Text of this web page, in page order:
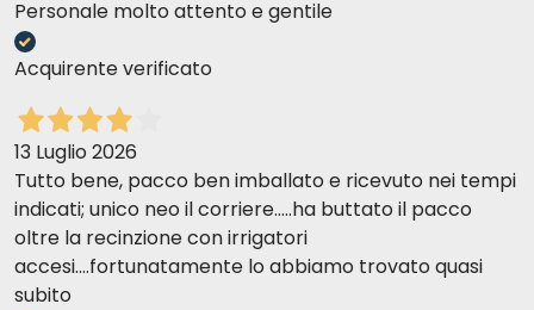
Personale molto attento e gentile
Acquirente verificato
13 Luglio 2026
Tutto bene, pacco ben imballato e ricevuto nei tempi
indicati; unico neo il corriere.....ha buttato il pacco
oltre la recinzione con irrigatori
accesi....fortunatamente lo abbiamo trovato quasi
subito